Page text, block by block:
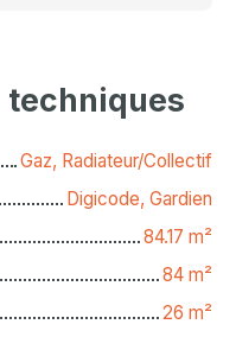
techniques
Gaz, Radiateur/Collectif
Digicode, Gardien
84.17 m²
84 m²
26 m²